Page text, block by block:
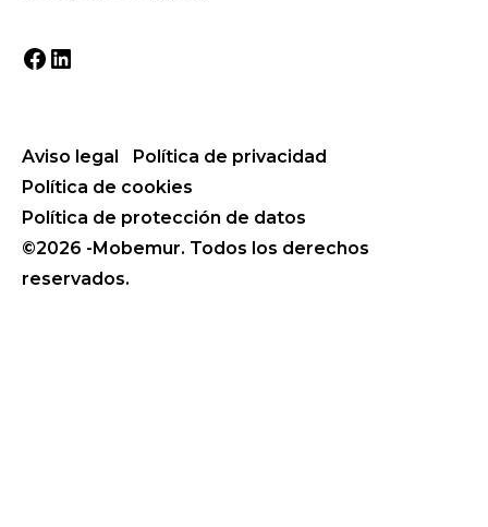
Facebook
LinkedIn
Aviso legal
Política de privacidad
Política de cookies
Política de protección de datos
©2026 -Mobemur. Todos los derechos
reservados.